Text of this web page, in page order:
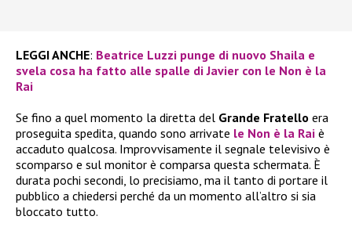
LEGGI ANCHE: Beatrice Luzzi punge di nuovo Shaila e
svela cosa ha fatto alle spalle di Javier con le Non è la
Rai
Se fino a quel momento la diretta del Grande Fratello era
proseguita spedita, quando sono arrivate le Non è la Rai è
accaduto qualcosa. Improvvisamente il segnale televisivo è
scomparso e sul monitor è comparsa questa schermata. È
durata pochi secondi, lo precisiamo, ma il tanto di portare il
pubblico a chiedersi perché da un momento all’altro si sia
bloccato tutto.